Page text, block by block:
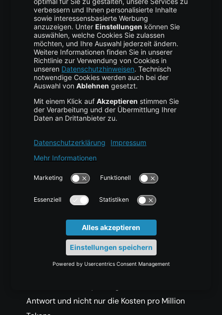
Nutzererfahrungen darstellen. Bei relevantem
Traffic können fünf Prozent der Anfragen
Tausende Interaktionen ausmachen. Ein
Anbieter kann bei p50 hervorragend aussehen
und bei p95 dennoch für den Produktivbetrieb
ungeeignet sein.
Kosten Reasoning-Modelle bei
serverloser Inference mehr?
Thinking Tokens, bevor die sichtbare Antwort
entsteht, und diese Tokens werden als Output
Reasoning-Modell pro Chat-Anfrage ungefähr
230-mal mehr als ein kleines Instruct-Modell,
obwohl die Preise pro Token deutlich weniger
Antwort und nicht nur die Kosten pro Million